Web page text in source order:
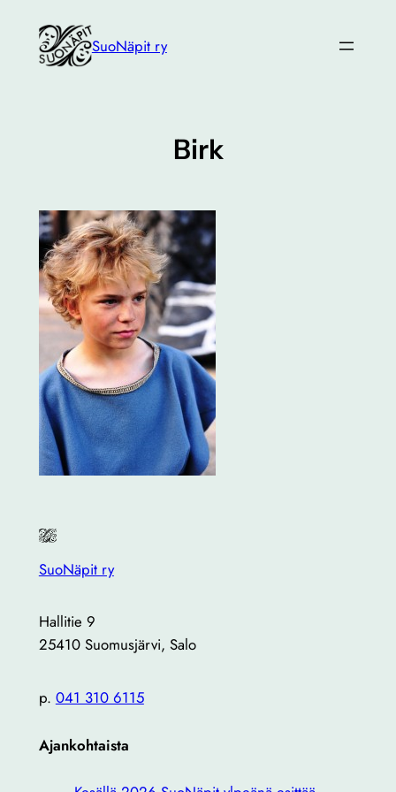
sisältöön
SuoNäpit ry
Birk
SuoNäpit ry
Hallitie 9
25410 Suomusjärvi, Salo
p. 041 310 6115
Ajankohtaista